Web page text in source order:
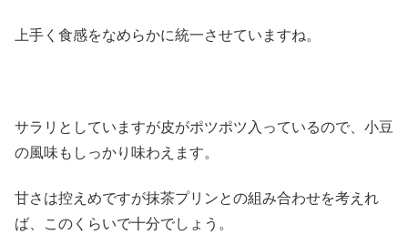
上手く食感をなめらかに統一させていますね。
サラリとしていますが皮がポツポツ入っているので、小豆
の風味もしっかり味わえます。
甘さは控えめですが抹茶プリンとの組み合わせを考えれ
ば、このくらいで十分でしょう。